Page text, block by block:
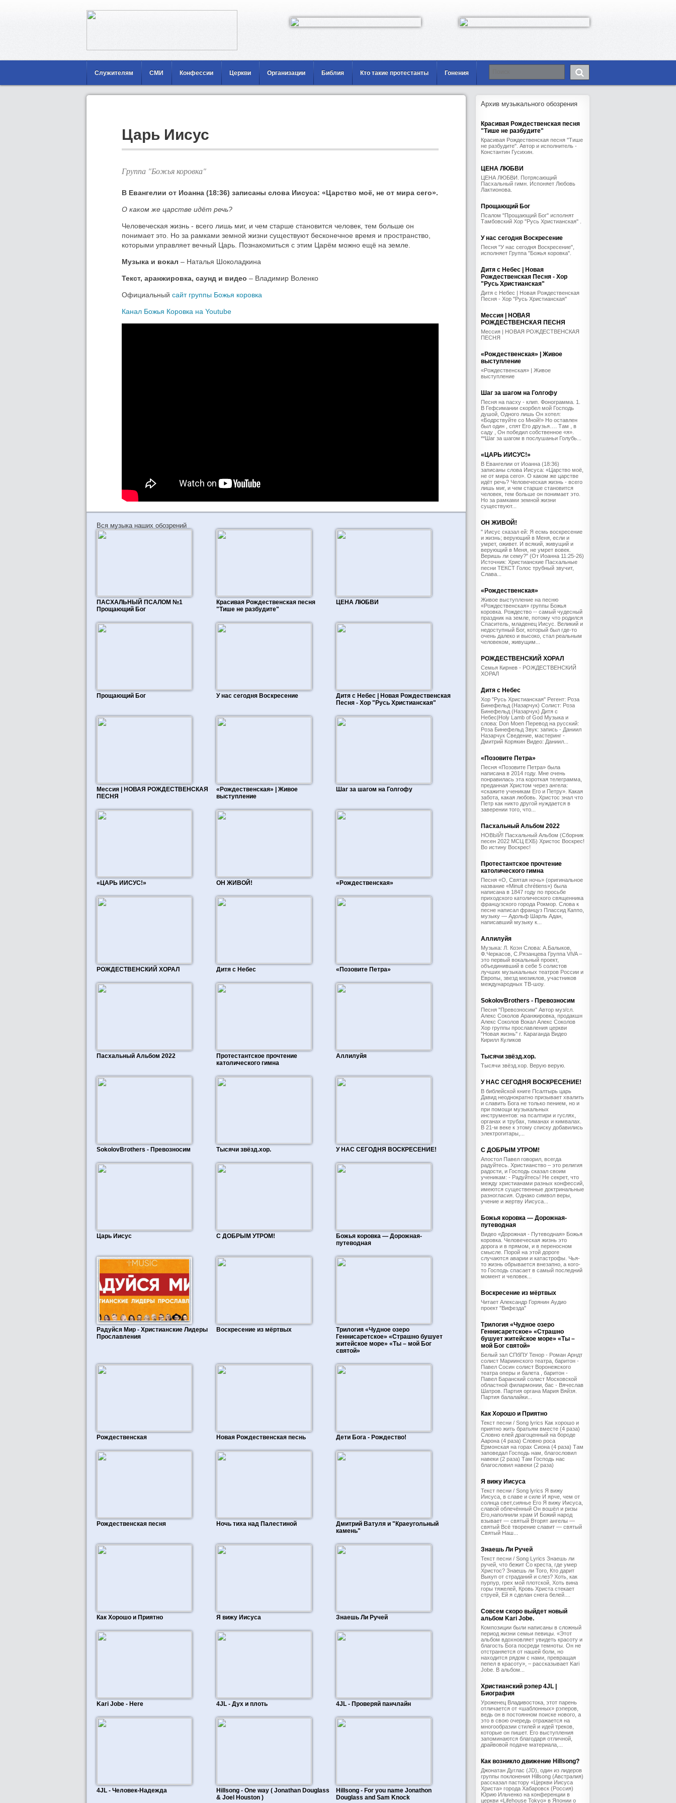
Служителям СМИ Конфессии Церкви Организации Библия Кто такие протестанты Гонения
Царь Иисус
Группа "Божья коровка"
В Евангелии от Иоанна (18:36) записаны слова Иисуса: «Царство моё, не от мира сего».
О каком же царстве идёт речь?
Человеческая жизнь - всего лишь миг, и чем старше становится человек, тем больше он
понимает это. Но за рамками земной жизни существуют бесконечное время и пространство,
которыми управляет вечный Царь. Познакомиться с этим Царём можно ещё на земле.
Музыка и вокал – Наталья Шоколадкина
Текст, аранжировка, саунд и видео – Владимир Воленко
Официальный сайт группы Божья коровка
Канал Божья Коровка на Youtube
Вся музыка наших обозрений
ПАСХАЛЬНЫЙ ПСАЛОМ №1
Прощающий Бог
Красивая Рождественская песня
"Тише не разбудите"
ЦЕНА ЛЮБВИ
Прощающий Бог У нас сегодня Воскресение
Дитя с Небес | Новая Рождественская
Песня - Хор "Русь Христианская"
Мессия | НОВАЯ РОЖДЕСТВЕНСКАЯ
ПЕСНЯ
«Рождественская» | Живое
выступление
Шаг за шагом на Голгофу
«ЦАРЬ ИИСУС!» ОН ЖИВОЙ! «Рождественская»
РОЖДЕСТВЕНСКИЙ ХОРАЛ Дитя с Небес «Позовите Петра»
Пасхальный Альбом 2022
Протестантское прочтение
католического гимна
Аллилуйя
SokolovBrothers - Превозносим Тысячи звёзд.хор. У НАС СЕГОДНЯ ВОСКРЕСЕНИЕ!
Царь Иисус С ДОБРЫМ УТРОМ!
Божья коровка — Дорожная-
путеводная
Радуйся Мир - Христианские Лидеры
Прославления
Воскресение из мёртвых
Трилогия «Чудное озеро
Геннисаретское» «Страшно бушует
житейское море» «Ты – мой Бог
святой»
Рождественская Новая Рождественская песнь Дети Бога - Рождество!
Рождественская песня Ночь тиха над Палестиной
Дмитрий Ватуля и "Краеугольный
камень"
Как Хорошо и Приятно Я вижу Иисуса Знаешь Ли Ручей
Kari Jobe - Here 4JL - Дух и плоть 4JL - Проверяй панчлайн
4JL - Человек-Надежда
Hillsong - One way ( Jonathan Douglass
& Joel Houston )
Hillsong - For you name Jonathon
Douglass and Sam Knock
Архив музыкального обозрения
Красивая Рождественская песня
"Тише не разбудите"
Красивая Рождественская песня "Тише
не разбудите". Автор и исполнитель -
Константин Гусихин.
ЦЕНА ЛЮБВИ
ЦЕНА ЛЮБВИ. Потрясающий
Пасхальный гимн. Испоняет Любовь
Лактионова.
Прощающий Бог
Псалом "Прощающий Бог" исполнят
Тамбовский Хор "Русь Христианская" .
У нас сегодня Воскресение
Песня "У нас сегодня Воскресение",
исполняет Группа "Божья коровка".
Дитя с Небес | Новая
Рождественская Песня - Хор
"Русь Христианская"
Дитя с Небес | Новая Рождественская
Песня - Хор "Русь Христианская"
Мессия | НОВАЯ
РОЖДЕСТВЕНСКАЯ ПЕСНЯ
Мессия | НОВАЯ РОЖДЕСТВЕНСКАЯ
ПЕСНЯ
«Рождественская» | Живое
выступление
«Рождественская» | Живое
выступление
Шаг за шагом на Голгофу
Песня на пасху - клип. Фонограмма. 1.
В Гефсимании скорбел мой Господь
душой, Одного лишь Он хотел:
«Бодрствуйте со Мной!» Но оставлен
был один , спят Его друзья…. Там , в
саду , Он победил собственное «я».
**Шаг за шагом в послушаньи Голубь...
«ЦАРЬ ИИСУС!»
В Евангелии от Иоанна (18:36)
записаны слова Иисуса: «Царство моё,
не от мира сего». О каком же царстве
идёт речь? Человеческая жизнь - всего
лишь миг, и чем старше становится
человек, тем больше он понимает это.
Но за рамками земной жизни
существуют...
ОН ЖИВОЙ!
" Иисус сказал ей: Я есмь воскресение
и жизнь; верующий в Меня, если и
умрет, оживет. И всякий, живущий и
верующий в Меня, не умрет вовек.
Веришь ли сему?" (От Иоанна 11:25-26)
Источник: Христианские Пасхальные
песни ТЕКСТ Голос трубный звучит,
Слава...
«Рождественская»
Живое выступление на песню
«Рождественская» группы Божья
коровка. Рождество -- самый чудесный
праздник на земле, потому что родился
Спаситель, младенец Иисус. Великий и
недоступный Бог, который был где-то
очень далеко и высоко, стал реальным
человеком, живущим...
РОЖДЕСТВЕНСКИЙ ХОРАЛ
Семья Кирнев - РОЖДЕСТВЕНСКИЙ
ХОРАЛ
Дитя с Небес
Хор "Русь Христианская" Регент: Роза
Бинефельд (Назарчук) Солист: Роза
Бинефельд (Назарчук) Дитя с
Небес|Holy Lamb of God Музыка и
слова: Don Moen Перевод на русский:
Роза Бинефельд Звук: запись - Даниил
Назарчук Сведение, мастеринг -
Дмитрий Корякин Видео: Даниил...
«Позовите Петра»
Песня «Позовите Петра» была
написана в 2014 году. Мне очень
понравилась эта короткая телеграмма,
преданная Христом через ангела:
«скажите ученикам Его и Петру». Какая
забота, какая любовь. Христос знал что
Петр как никто другой нуждается в
заверении того, что...
Пасхальный Альбом 2022
НОВЫЙ! Пасхальный Альбом (Сборник
песен 2022 МСЦ ЕХБ) Христос Воскрес!
Во истину Воскрес!
Протестантское прочтение
католического гимна
Песня «О, Святая ночь» (оригинальное
название «Minuit chrétiens») была
написана в 1847 году по просьбе
приходского католического священника
французского города Рокмор. Слова к
песне написал француз Плассид Каппо,
музыку — Адольф Шарль Адан,
написавший музыку к...
Аллилуйя
Музыка: Л. Коэн Слова: А.Балыков,
Ф.Черкасов, С.Рязанцева Группа ViVA –
это первый вокальный проект,
объединивший в себе 5 солистов
лучших музыкальных театров России и
Европы, звезд мюзиклов, участников
международных ТВ-шоу.
SokolovBrothers - Превозносим
Песня "Превозносим" Автор муз/сл.
Алекс Соколов Аранжировка, продакшн
Алекс Соколов Вокал Алекс Соколов
Хор группы прославления церкви
"Новая жизнь" г. Караганда Видео
Кирилл Куликов
Тысячи звёзд.хор.
Тысячи звёзд.хор. Верую верую.
У НАС СЕГОДНЯ ВОСКРЕСЕНИЕ!
В библейской книге Псалтырь царь
Давид неоднократно призывает хвалить
и славить Бога не только пением, но и
при помощи музыкальных
инструментов: на псалтири и гуслях,
органах и трубах, тиманах и кимвалах.
В 21-м веке к этому списку добавились
электрогитары,...
С ДОБРЫМ УТРОМ!
Апостол Павел говорил, всегда
радуйтесь. Христианство – это религия
радости, и Господь сказал своим
ученикам: - Радуйтесь! Не секрет, что
между христианами разных конфессий,
имеются существенные доктринальные
разногласия. Однако символ веры,
учение и жертву Иисуса...
Божья коровка — Дорожная-
путеводная
Видео «Дорожная - Путеводная» Божья
коровка. Человеческая жизнь это
дорога и в прямом, и в переносном
смысле. Порой на этой дороге
случаются аварии и катастрофы. Чья-
то жизнь обрывается внезапно, а кого-
то Господь спасает в самый последний
момент и человек...
Воскресение из мёртвых
Читает Александр Горянин Аудио
проект "Вифезда"
Трилогия «Чудное озеро
Геннисаретское» «Страшно
бушует житейское море» «Ты –
мой Бог святой»
Белый зал СПбПУ Тенор - Роман Арндт
солист Мариинского театра, баритон -
Павел Сосин солист Воронежского
театра оперы и балета , баритон -
Павел Баранский солист Московской
областной филармонии, бас - Вячеслав
Шатров. Партия органа Мария Вяйзя.
Партия балалайки...
Как Хорошо и Приятно
Текст песни / Song lyrics Как хорошо и
приятно жить братьям вместе (4 раза)
Словно елей драгоценный на бороде
Аарона (4 раза) Словно роса
Ермонская на горах Сиона (4 раза) Там
заповедал Господь нам, благословил
навеки (2 раза) Там Господь нас
благословил навеки (2 раза)
Я вижу Иисуса
Текст песни / Song lyrics Я вижу
Иисуса, в славе и силе И ярче, чем от
солнца свет,сиянье Его Я вижу Иисуса,
славой облечённый Он вошёл и ризы
Его,наполнили храм И Божий народ
взывает — святый Вторят ангелы —
святый Всё творение славит — святый
Святый Наш...
Знаешь Ли Ручей
Текст песни / Song Lyrics Знаешь ли
ручей, что бежит Со креста, где умер
Христос? Знаешь ли Того, Кто дарит
Выкуп от страданий и слез? Хоть, как
пурпур, грех мой плотской, Хоть вина
горы тяжелей, Кровь Христа стекает
струей, Ей я сделан снега белей....
Совсем скоро выйдет новый
альбом Kari Jobe.
Композиции были написаны в сложный
период жизни семьи певицы. «Этот
альбом вдохновляет увидеть красоту и
благость Бога посреди темноты. Он не
отстраняется от нашей боли, но
находится рядом с нами, превращая
пепел в красоту», – рассказывает Kari
Jobe. В альбом...
Христианский рэпер 4JL |
Биография
Уроженец Владивостока, этот парень
отличается от «шаблонных» рэперов,
ведь он в постоянном поиске нового, а
это в свою очередь отражается на
многообразии стилей и идей треков,
которые он пишет. Его выступления
запоминаются благодаря отличной,
драйвовой подаче материала,...
Как возникло движение Hillsong?
Джонатан Дуглас (JD), один из лидеров
группы поклонения Hillsong (Австралия)
рассказал пастору «Церкви Иисуса
Христа» города Хабаровск (Россия)
Юрию Ильченко на конференции в
церкви «Lifehouse Tokyo» в Японии о